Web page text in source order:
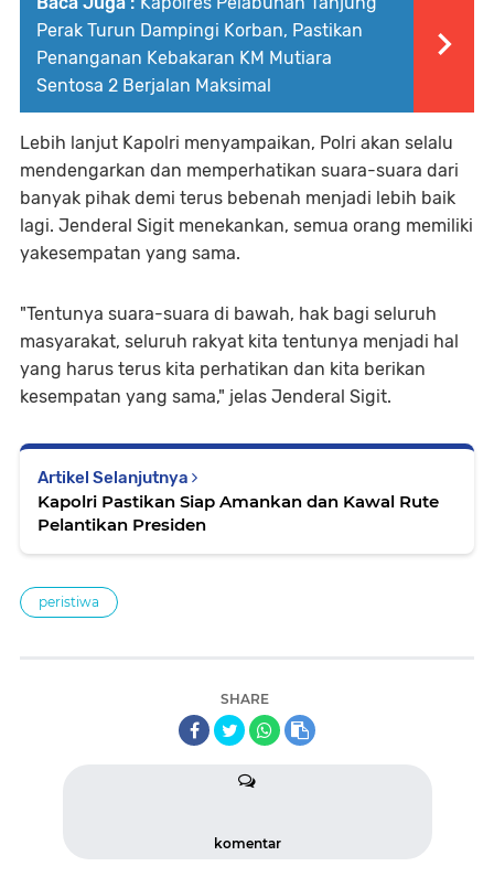
Perak Turun Dampingi Korban, Pastikan
Penanganan Kebakaran KM Mutiara
Sentosa 2 Berjalan Maksimal
Lebih lanjut Kapolri menyampaikan, Polri akan selalu
mendengarkan dan memperhatikan suara-suara dari
banyak pihak demi terus bebenah menjadi lebih baik
lagi. Jenderal Sigit menekankan, semua orang memiliki
yakesempatan yang sama.
"Tentunya suara-suara di bawah, hak bagi seluruh
masyarakat, seluruh rakyat kita tentunya menjadi hal
yang harus terus kita perhatikan dan kita berikan
kesempatan yang sama," jelas Jenderal Sigit.
Artikel Selanjutnya
Kapolri Pastikan Siap Amankan dan Kawal Rute
Pelantikan Presiden
peristiwa
SHARE
komentar